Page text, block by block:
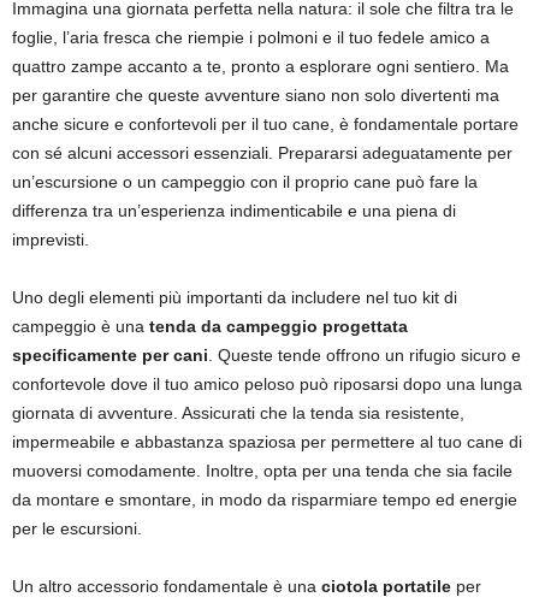
Immagina una giornata perfetta nella natura: il sole che filtra tra le
foglie, l’aria fresca che riempie i polmoni e il tuo fedele amico a
quattro zampe accanto a te, pronto a esplorare ogni sentiero. Ma
per garantire che queste avventure siano non solo divertenti ma
anche sicure e confortevoli per il tuo cane, è fondamentale portare
con sé alcuni accessori essenziali. Prepararsi adeguatamente per
un’escursione o un campeggio con il proprio cane può fare la
differenza tra un’esperienza indimenticabile e una piena di
imprevisti.
Uno degli elementi più importanti da includere nel tuo kit di
campeggio è una tenda da campeggio progettata
specificamente per cani . Queste tende offrono un rifugio sicuro e
confortevole dove il tuo amico peloso può riposarsi dopo una lunga
giornata di avventure. Assicurati che la tenda sia resistente,
impermeabile e abbastanza spaziosa per permettere al tuo cane di
muoversi comodamente. Inoltre, opta per una tenda che sia facile
da montare e smontare, in modo da risparmiare tempo ed energie
per le escursioni.
Un altro accessorio fondamentale è una ciotola portatile per